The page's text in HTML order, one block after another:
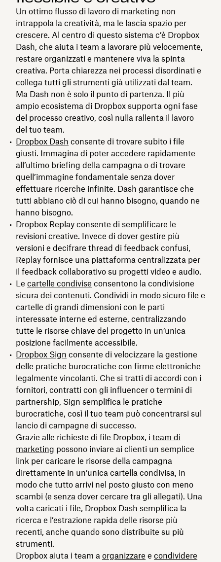
Un ottimo flusso di lavoro di marketing non
intrappola la creatività, ma le lascia spazio per
crescere. Al centro di questo sistema c’è Dropbox
Dash, che aiuta i team a lavorare più velocemente,
restare organizzati e mantenere viva la spinta
creativa. Porta chiarezza nei processi disordinati e
collega tutti gli strumenti già utilizzati dal team.
Ma Dash non è solo il punto di partenza. Il più
ampio ecosistema di Dropbox supporta ogni fase
del processo creativo, così nulla rallenta il lavoro
del tuo team.
Dropbox Dash consente di trovare subito i file
giusti. Immagina di poter accedere rapidamente
all’ultimo briefing della campagna o di trovare
quell’immagine fondamentale senza dover
effettuare ricerche infinite. Dash garantisce che
tutti abbiano ciò di cui hanno bisogno, quando ne
hanno bisogno.
Dropbox Replay consente di semplificare le
revisioni creative. Invece di dover gestire più
versioni e decifrare thread di feedback confusi,
Replay fornisce una piattaforma centralizzata per
il feedback collaborativo su progetti video e audio.
Le cartelle condivise consentono la condivisione
sicura dei contenuti. Condividi in modo sicuro file e
cartelle di grandi dimensioni con le parti
interessate interne ed esterne, centralizzando
tutte le risorse chiave del progetto in un’unica
posizione facilmente accessibile.
Dropbox Sign consente di velocizzare la gestione
delle pratiche burocratiche con firme elettroniche
legalmente vincolanti. Che si tratti di accordi con i
fornitori, contratti con gli influencer o termini di
partnership, Sign semplifica le pratiche
burocratiche, così il tuo team può concentrarsi sul
lancio di campagne di successo.
Grazie alle richieste di file Dropbox, i team di
marketing possono inviare ai clienti un semplice
link per caricare le risorse della campagna
direttamente in un’unica cartella condivisa, in
modo che tutto arrivi nel posto giusto con meno
scambi (e senza dover cercare tra gli allegati). Una
volta caricati i file, Dropbox Dash semplifica la
ricerca e l’estrazione rapida delle risorse più
recenti, anche quando sono distribuite su più
strumenti.
Dropbox aiuta i team a organizzare e condividere